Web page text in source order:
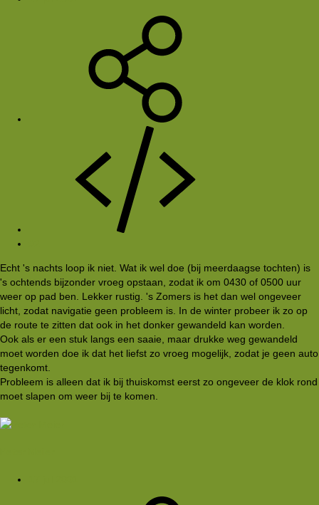
Echt 's nachts loop ik niet. Wat ik wel doe (bij meerdaagse tochten) is
's ochtends bijzonder vroeg opstaan, zodat ik om 0430 of 0500 uur
weer op pad ben. Lekker rustig. 's Zomers is het dan wel ongeveer
licht, zodat navigatie geen probleem is. In de winter probeer ik zo op
de route te zitten dat ook in het donker gewandeld kan worden.
Ook als er een stuk langs een saaie, maar drukke weg gewandeld
moet worden doe ik dat het liefst zo vroeg mogelijk, zodat je geen auto
tegenkomt.
Probleem is alleen dat ik bij thuiskomst eerst zo ongeveer de klok rond
moet slapen om weer bij te komen.